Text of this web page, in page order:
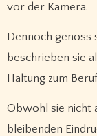
vor der Kamera.
Dennoch genoss
beschrieben sie
Haltung zum
Obwohl sie nicht
bleibenden